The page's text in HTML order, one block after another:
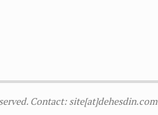
Contact: site[at]dehesdin.com